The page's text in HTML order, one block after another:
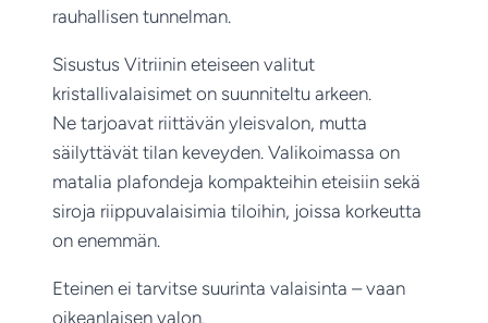
rauhallisen tunnelman.
Sisustus Vitriinin eteiseen valitut
kristallivalaisimet on suunniteltu arkeen.
Ne tarjoavat riittävän yleisvalon, mutta
säilyttävät tilan keveyden. Valikoimassa on
matalia plafondeja kompakteihin eteisiin sekä
siroja riippuvalaisimia tiloihin, joissa korkeutta
on enemmän.
Eteinen ei tarvitse suurinta valaisinta – vaan
oikeanlaisen valon.